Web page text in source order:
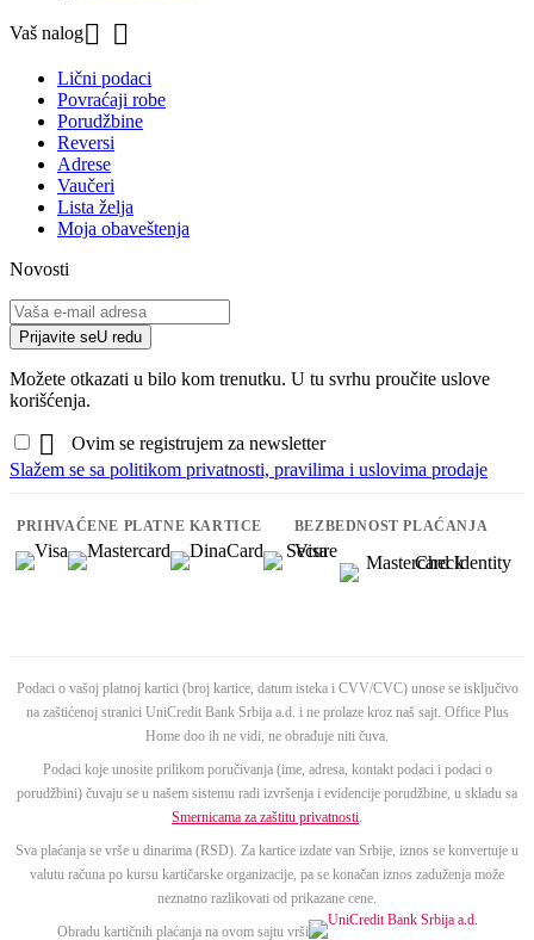
Vaš nalog 
Lični podaci
Povraćaji robe
Porudžbine
Reversi
Adrese
Vaučeri
Lista želja
Moja obaveštenja
Novosti
Prijavite seU redu
Možete otkazati u bilo kom trenutku. U tu svrhu proučite uslove
korišćenja.

Ovim se registrujem za newsletter
Slažem se sa politikom privatnosti, pravilima i uslovima prodaje
PRIHVAĆENE PLATNE KARTICE BEZBEDNOST PLAĆANJA
Podaci o vašoj platnoj kartici (broj kartice, datum isteka i CVV/CVC) unose se isključivo
na zaštićenoj stranici UniCredit Bank Srbija a.d. i ne prolaze kroz naš sajt. Office Plus
Home doo ih ne vidi, ne obrađuje niti čuva.
Podaci koje unosite prilikom poručivanja (ime, adresa, kontakt podaci i podaci o
porudžbini) čuvaju se u našem sistemu radi izvršenja i evidencije porudžbine, u skladu sa
Smernicama za zaštitu privatnosti.
Sva plaćanja se vrše u dinarima (RSD). Za kartice izdate van Srbije, iznos se konvertuje u
valutu računa po kursu kartičarske organizacije, pa se konačan iznos zaduženja može
neznatno razlikovati od prikazane cene.
Obradu kartičnih plaćanja na ovom sajtu vrši